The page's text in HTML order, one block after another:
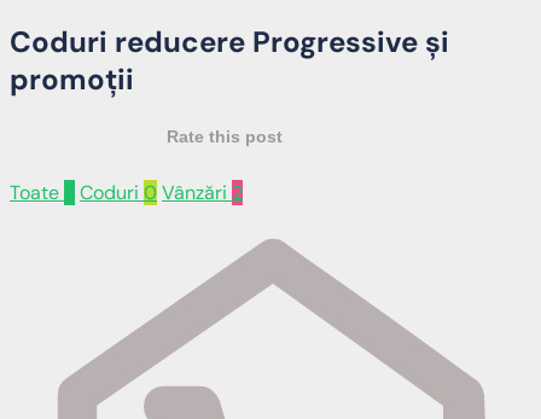
Coduri reducere Progressive și
promoții
Rate this post
Toate Coduri 0 Vânzări 2